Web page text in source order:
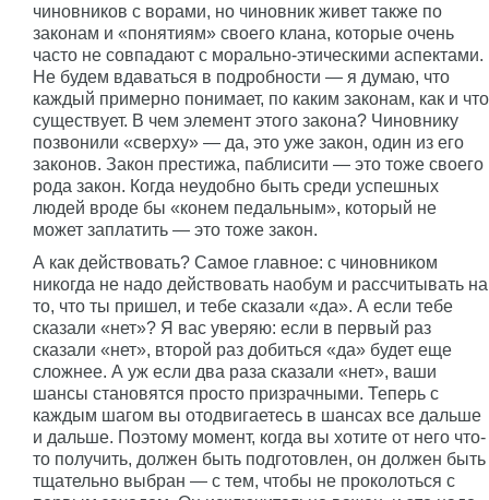
чиновников с ворами, но чиновник живет также по
законам и «понятиям» своего клана, которые очень
часто не совпадают с морально-этическими аспектами.
Не будем вдаваться в подробности — я думаю, что
каждый примерно понимает, по каким законам, как и что
существует. В чем элемент этого закона? Чиновнику
позвонили «сверху» — да, это уже закон, один из его
законов. Закон престижа, паблисити — это тоже своего
рода закон. Когда неудобно быть среди успешных
людей вроде бы «конем педальным», который не
может заплатить — это тоже закон.
А как действовать? Самое главное: с чиновником
никогда не надо действовать наобум и рассчитывать на
то, что ты пришел, и тебе сказали «да». А если тебе
сказали «нет»? Я вас уверяю: если в первый раз
сказали «нет», второй раз добиться «да» будет еще
сложнее. А уж если два раза сказали «нет», ваши
шансы становятся просто призрачными. Теперь с
каждым шагом вы отодвигаетесь в шансах все дальше
и дальше. Поэтому момент, когда вы хотите от него что-
то получить, должен быть подготовлен, он должен быть
тщательно выбран — с тем, чтобы не проколоться с